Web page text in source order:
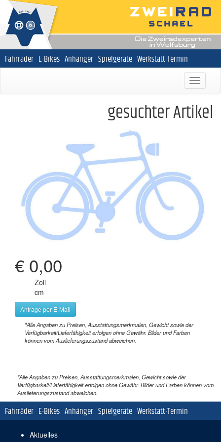
Navigation
überspringen
Fahrräder E-Bikes Anhänger Spielgeräte Werkstatt-Termin
gesuchter Artikel
€ 0,00
Zoll
cm
Anfrage per E-Mail
*Alle Angaben zu Preisen, Ausstattungsmerkmalen, Gewicht sowie der
Verfügbarkeit/Lieferfähigkeit erfolgen ohne Gewähr. Bilder und Farben
können vom Auslieferungszustand abweichen.
*Alle Angaben zu Preisen, Ausstattungsmerkmalen, Gewicht sowie der
Verfügbarkeit/Lieferfähigkeit erfolgen ohne Gewähr. Bilder und Farben können vom
Auslieferungszustand abweichen.
Navigation
überspringen
Fahrräder E-Bikes Anhänger Spielgeräte Werkstatt-Termin
NavigationAktuelles